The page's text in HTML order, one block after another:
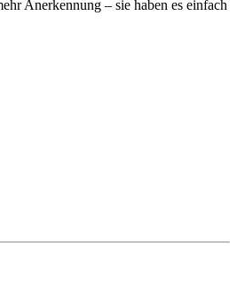
Anerkennung – sie haben es einfach